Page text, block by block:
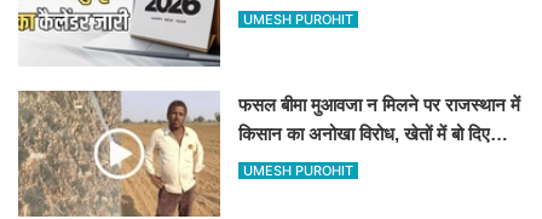
अवकाश, देखें
UMESH PUROHIT
फसल बीमा मुआवजा न मिलने पर राजस्थान में
किसान का अनोखा विरोध, खेतों में बो दिए
500-500 रुपए के नोट, वीडियो वायरल
UMESH PUROHIT